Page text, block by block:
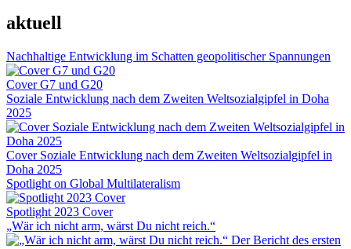
aktuell
Nachhaltige Entwicklung im Schatten geopolitischer Spannungen
Cover G7 und G20
Soziale Entwicklung nach dem Zweiten Weltsozialgipfel in Doha
2025
Cover Soziale Entwicklung nach dem Zweiten Weltsozialgipfel in
Doha 2025
Spotlight on Global Multilateralism
Spotlight 2023 Cover
„Wär ich nicht arm, wärst Du nicht reich.“